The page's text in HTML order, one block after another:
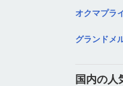
オクマプラ
グランドメ
国内の人